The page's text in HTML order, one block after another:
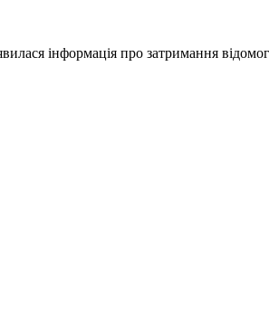
інформація про затримання